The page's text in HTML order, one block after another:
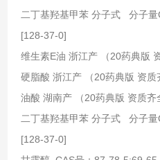
二丁基羟基甲苯 分子式 分子
[128-37-0]
维生素E油 浙江产 （20药典版
硬脂酸 浙江产 （20药典版 资质
油酸 湖南产 （20药典版 资质齐
二丁基羟基甲苯 分子式 分子
[128-37-0]